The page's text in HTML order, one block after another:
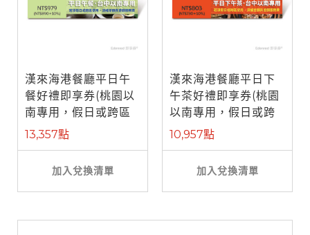
漢來海港餐廳平日午
餐好禮即享券(桃園以
南專用，假日或跨區
使用補需差 ...
13,357點
加入兌換清單
漢來海港餐廳平日下
午茶好禮即享券(桃園
以南專用，假日或跨
區使用補需 ...
10,957點
加入兌換清單